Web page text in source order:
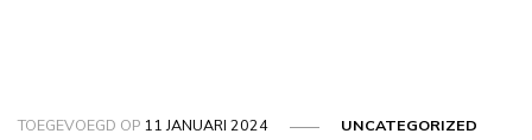
TOEGEVOEGD OP 11 JANUARI 2024 UNCATEGORIZED